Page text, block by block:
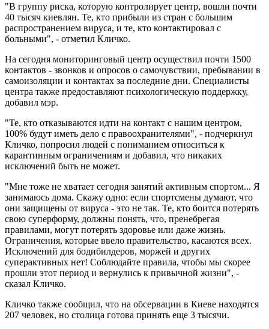
"В группу риска, которую контролирует центр, вошли почти
40 тысяч киевлян. Те, кто прибыли из стран с большим
распространением вируса, и те, кто контактировал с
больными", - отметил Кличко.
На сегодня мониторинговый центр осуществил почти 1500
контактов - звонков и опросов о самочувствии, пребывании в
самоизоляции и контактах за последние дни. Специалисты
центра также предоставляют психологическую поддержку,
добавил мэр.
"Те, кто отказываются идти на контакт с нашим центром,
100% будут иметь дело с правоохранителями", - подчеркнул
Кличко, попросил людей с пониманием относиться к
карантинным ограничениям и добавил, что никаких
исключений быть не может.
"Мне тоже не хватает сегодня занятий активным спортом... Я
занимаюсь дома. Скажу одно: если спортсмены думают, что
они защищены от вируса - это не так. Те, кто боится потерять
свою суперформу, должны понять, что, пренебрегая
правилами, могут потерять здоровье или даже жизнь.
Ограничения, которые ввело правительство, касаются всех.
Исключений для бодибилдеров, моржей и других
суперактивных нет! Соблюдайте правила, чтобы мы скорее
прошли этот период и вернулись к привычной жизни", -
сказал Кличко.
Кличко также сообщил, что на обсервации в Киеве находятся
207 человек, но столица готова принять еще 3 тысячи.